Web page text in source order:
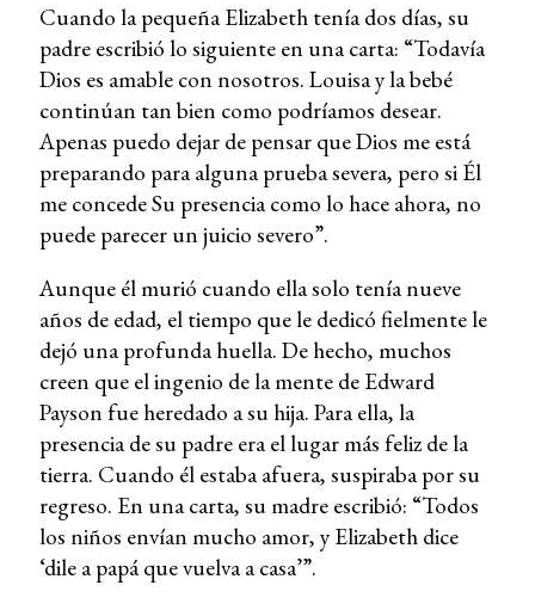
Cuando la pequeña Elizabeth tenía dos días, su
padre escribió lo siguiente en una carta: “Todavía
Dios es amable con nosotros. Louisa y la bebé
continúan tan bien como podríamos desear.
Apenas puedo dejar de pensar que Dios me está
preparando para alguna prueba severa, pero si Él
me concede Su presencia como lo hace ahora, no
puede parecer un juicio severo”.
Aunque él murió cuando ella solo tenía nueve
años de edad, el tiempo que le dedicó fielmente le
dejó una profunda huella. De hecho, muchos
creen que el ingenio de la mente de Edward
Payson fue heredado a su hija. Para ella, la
presencia de su padre era el lugar más feliz de la
tierra. Cuando él estaba afuera, suspiraba por su
regreso. En una carta, su madre escribió: “Todos
los niños envían mucho amor, y Elizabeth dice
‘dile a papá que vuelva a casa’”.